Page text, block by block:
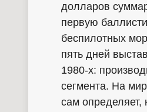
долларов
первую
беспилотных
пять дней
1980-х:
сегмента. На
сам определяет,